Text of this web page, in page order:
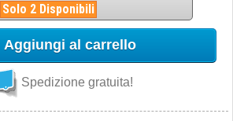
Solo 2 Disponibili
Aggiungi al carrello
Spedizione gratuita!